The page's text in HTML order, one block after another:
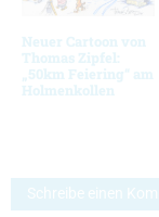
Neuer Cartoon von
Thomas Zipfel:
„50km Feiering“ am
Holmenkollen
Schreibe einen